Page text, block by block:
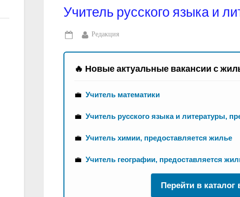
Учитель русского языка и
Posted
on
By
Редакция
🔥 Новые актуальные вакансии с
💼 Учитель математики
💼 Учитель русского языка и литературы,
💼 Учитель химии, предоставляется жилье
💼 Учитель географии, предоставляется
Перейти в каталог